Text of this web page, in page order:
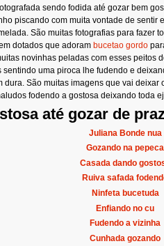
sendo fodida até gozar bem
piscando com muita vontade de sentir
São muitas fotografias para fazer
dotados que adoram bucetao gordo
novinhas peladas com esses peitos
uma piroca lhe fudendo e
dura. São muitas imagens que vai
fodendo a gostosa deixando toda
até gozar de
Juliana Bonde nua
Gozando na pepeca
Casada dando
Ruiva safada
Ninfeta bucetuda
Enfiando no cu
Fudendo a vizinha
Cunhada gozando